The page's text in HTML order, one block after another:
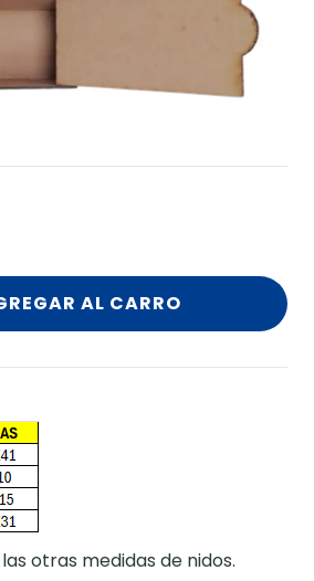
AL CARRO
otras medidas de nidos.